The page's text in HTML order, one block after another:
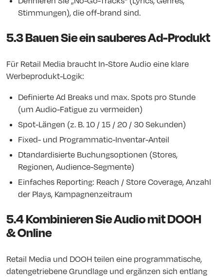
Stimmungen), die off-brand sind.
5.3 Bauen Sie ein sauberes Ad-Produkt
Für Retail Media braucht In-Store Audio eine klare
Werbeprodukt-Logik:
Definierte Ad Breaks und max. Spots pro Stunde
(um Audio-Fatigue zu vermeiden)
Spot-Längen (z. B. 10 / 15 / 20 / 30 Sekunden)
Fixed- und Programmatic-Inventar-Anteil
Dtandardisierte Buchungsoptionen (Stores,
Regionen, Audience-Segmente)
Einfaches Reporting: Reach / Store Coverage, Anzahl
der Plays, Kampagnenzeitraum
5.4 Kombinieren Sie Audio mit DOOH
& Online
Retail Media und DOOH teilen eine programmatische,
datengetriebene Grundlage und ergänzen sich entlang